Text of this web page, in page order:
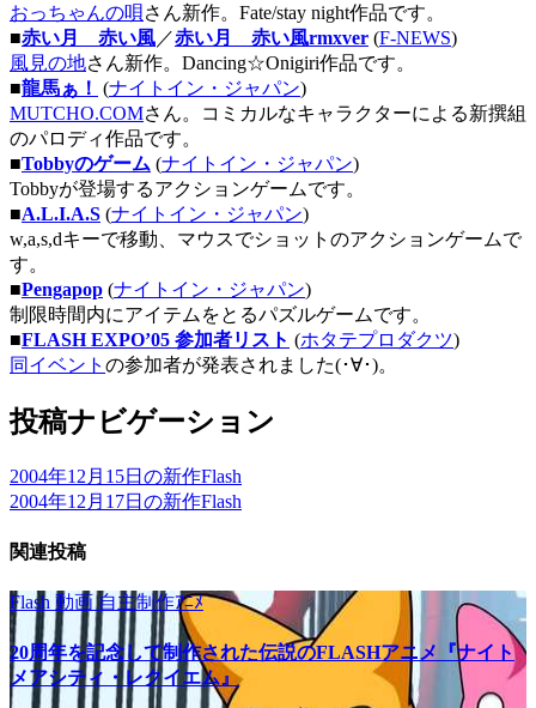
おっちゃんの唄さん新作。Fate/stay night作品です。
■赤い月 赤い風／赤い月 赤い風rmxver (F-NEWS)
風見の地さん新作。Dancing☆Onigiri作品です。
■龍馬ぁ！ (ナイトイン・ジャパン)
MUTCHO.COMさん。コミカルなキャラクターによる新撰組
のパロディ作品です。
■Tobbyのゲーム (ナイトイン・ジャパン)
Tobbyが登場するアクションゲームです。
■A.L.I.A.S (ナイトイン・ジャパン)
w,a,s,dキーで移動、マウスでショットのアクションゲームで
す。
■Pengapop (ナイトイン・ジャパン)
制限時間内にアイテムをとるパズルゲームです。
■FLASH EXPO’05 参加者リスト (ホタテプロダクツ)
同イベント の参加者が発表されました(･∀･)。
投稿ナビゲーション
2004年12月15日の新作Flash
2004年12月17日の新作Flash
関連投稿
Flash 動画自主制作ｱﾆﾒ
20周年を記念して制作された伝説のFLASHアニメ『ナイト
メアシティ・レクイエム』